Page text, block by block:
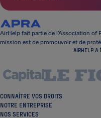
AirHelp fait partie de l’Association of
mission est de promouvoir et de
AIRHELP A
CONNAÎTRE VOS DROITS
NOTRE ENTREPRISE
NOS SERVICES